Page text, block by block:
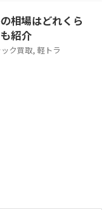
相場はどれくら
紹介
ック買取, 軽トラ